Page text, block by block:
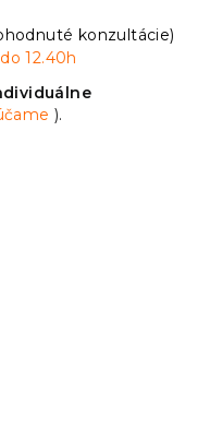
konzultácie)
12.40h
).